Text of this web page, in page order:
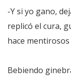
-Y si yo gano,
replicó el cura,
hace
Bebiendo